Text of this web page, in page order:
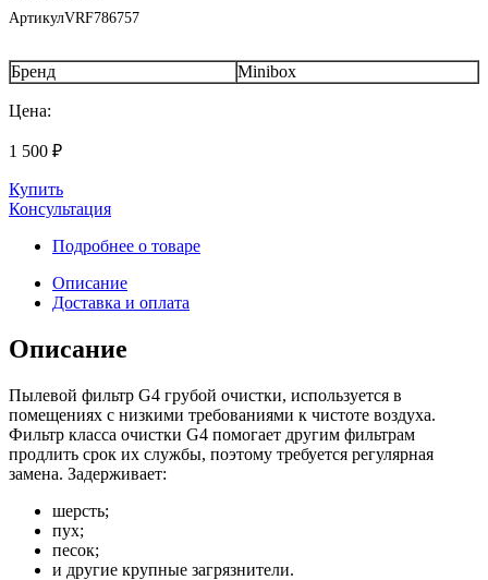
АртикулVRF786757
Бренд Minibox
Цена:
1 500 ₽
Купить
Консультация
Подробнее о товаре
Описание
Доставка и оплата
Описание
Пылевой фильтр G4 грубой очистки, используется в
помещениях с низкими требованиями к чистоте воздуха.
Фильтр класса очистки G4 помогает другим фильтрам
продлить срок их службы, поэтому требуется регулярная
замена. Задерживает:
шерсть;
пух;
песок;
и другие крупные загрязнители.